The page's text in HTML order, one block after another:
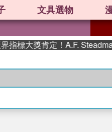
文具選物
標大獎肯定！A.F.